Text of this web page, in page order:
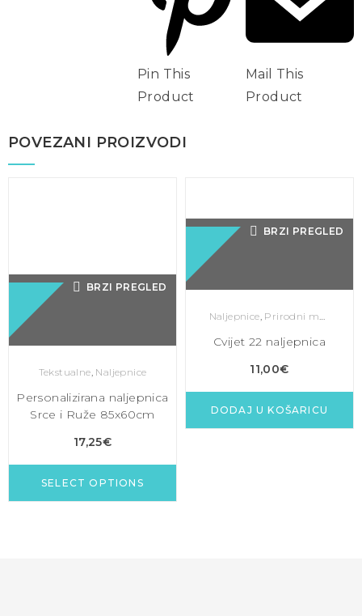
Pin This
Product
Mail This
Product
POVEZANI PROIZVODI
BRZI PREGLED
Tekstualne, Naljepnice
Personalizirana naljepnica
Srce i Ruže 85x60cm
17,25€
SELECT OPTIONS
BRZI PREGLED
Naljepnice, Prirodni motivi
Cvijet 22 naljepnica
11,00€
DODAJ U KOŠARICU